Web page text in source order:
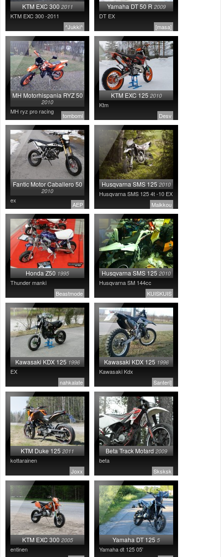
KTM EXC 3002011
KTM EXC 300 -2011
^Jukki^
Yamaha DT 50 R2009
DT EX
[masa]
MH Motorhispania RYZ 50
2010
MH ryz pro racing
tombomi
KTM EXC 1252010
Ktm
Desv
Fantic Motor Caballero 50
2010
ex
AEP
Husqvarna SMS 1252010
Husqvarna SMS 125 4t -10 EX
Maikkou
Honda Z501995
Thunder manki
Beastmode
Husqvarna SMS 1252010
Husqvarna SM 144cc
KUISKUIS
Kawasaki KDX 1251996
EX
nahkalate
Kawasaki KDX 1251996
Kawasaki Kdx
Santeri]
KTM Duke 1252011
kottarainen
Joxx
Beta Track Motard2009
beta
Sksksk
KTM EXC 3002005
entinen
Yamaha DT 1255
Yamaha dt 125 05'